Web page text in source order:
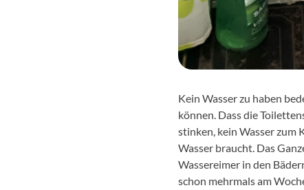
Kein Wasser zu haben
können. Dass die
stinken, kein Wasser zum
Wasser braucht. Das
Wassereimer in den
schon mehrmals am